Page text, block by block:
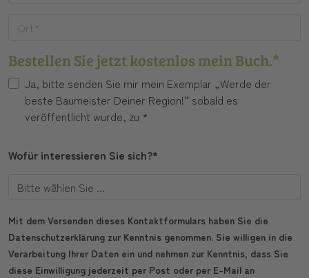
Bestellen Sie jetzt kostenlos mein Buch.*
Ja, bitte senden Sie mir mein Exemplar „Werde der
beste Baumeister Deiner Region!“ sobald es
veröffentlicht wurde, zu *
Wofür interessieren Sie sich?*
Mit dem Versenden dieses Kontaktformulars haben Sie die
Datenschutzerklärung zur Kenntnis genommen. Sie willigen in die
Verarbeitung Ihrer Daten ein und nehmen zur Kenntnis, dass Sie
diese Einwilligung jederzeit per Post oder per E-Mail an